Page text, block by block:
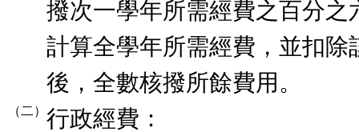
撥次一學年所需經費之百分之
計算全學年所需經費，並扣除
後，全數核撥所餘費用。
（二） 行政經費：